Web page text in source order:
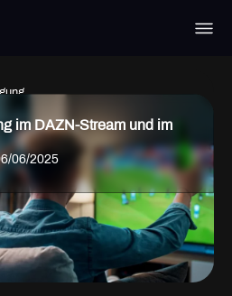
im DAZN-Stream und im
06/2025